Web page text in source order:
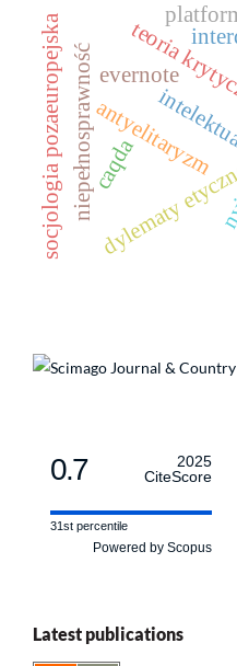
antyelitaryzm
teoria
dylematy
niepełnosprawność
socjologia pozaeuropejska evernote
caqda
0.7
2025
CiteScore
31st percentile
Powered by Scopus
Latest publications